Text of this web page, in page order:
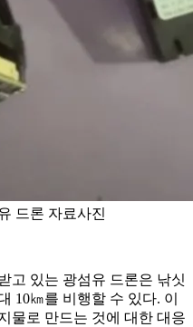
드론 자료사진
고 있는 광섬유 드론은 낚싯
10㎞를 비행할 수 있다. 이
물로 만드는 것에 대한 대응